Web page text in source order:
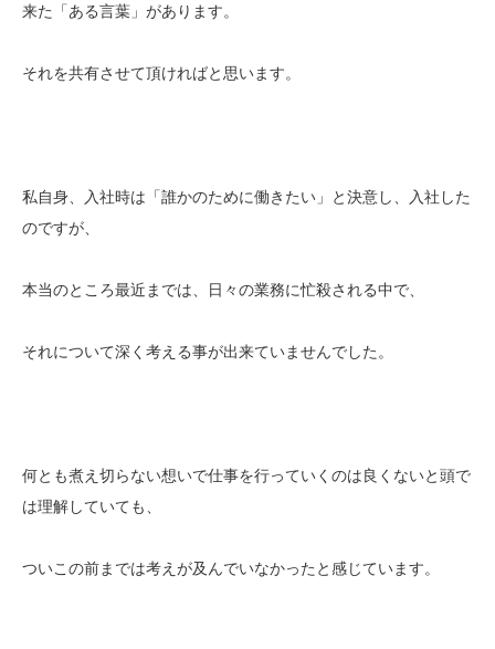
来た「ある言葉」があります。
それを共有させて頂ければと思います。
私自身、入社時は「誰かのために働きたい」と決意し、入社した
のですが、
本当のところ最近までは、日々の業務に忙殺される中で、
それについて深く考える事が出来ていませんでした。
何とも煮え切らない想いで仕事を行っていくのは良くないと頭で
は理解していても、
ついこの前までは考えが及んでいなかったと感じています。